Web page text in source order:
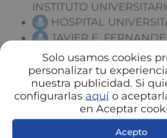
Solo usamos cookies
personalizar tu
nuestra publicidad. Si
configurarlas aquío
en Aceptar
Acepto
INSTITUTO
HOSPITAL
JAVIER E.
(HOSPITAL
SAIDEH KHAOULY
(HOSPITAL
SANDRA UBIA SÁEZ
UNIVERSITARIO DEXEUS)
SEBASTIAN